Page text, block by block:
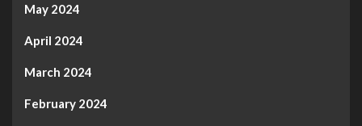
May 2024
April 2024
March 2024
February 2024